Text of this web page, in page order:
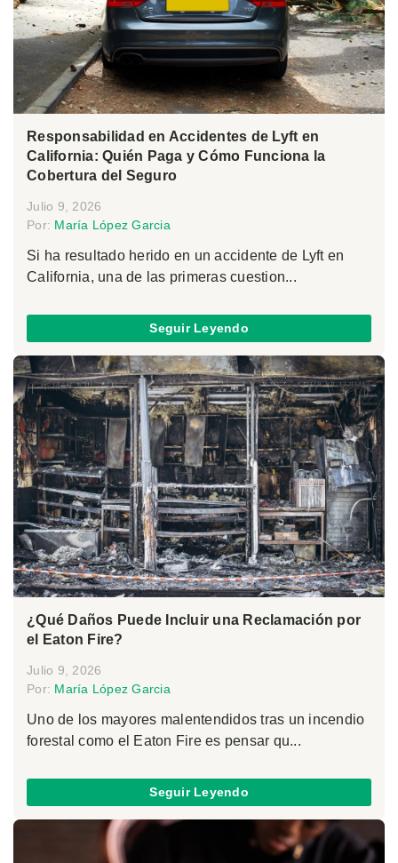
Responsabilidad en Accidentes de Lyft en
California: Quién Paga y Cómo Funciona la
Cobertura del Seguro
Julio 9, 2026
Por: María López Garcia
Si ha resultado herido en un accidente de Lyft en
California, una de las primeras cuestion...
Seguir Leyendo
¿Qué Daños Puede Incluir una Reclamación por
el Eaton Fire?
Julio 9, 2026
Por: María López Garcia
Uno de los mayores malentendidos tras un incendio
forestal como el Eaton Fire es pensar qu...
Seguir Leyendo